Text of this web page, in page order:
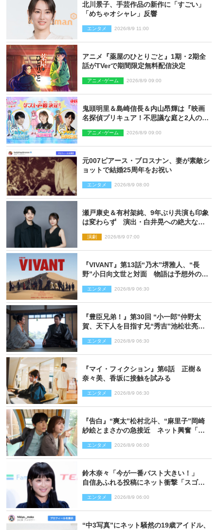
北川景子、手芸作品の新作に「すごい」
「めちゃオシャレ」反響
エンタメ 2026/8/9 11:00
アニメ『薬屋のひとりごと』1期・2期全
話がTVerで期間限定無料配信決定
アニメ･ゲーム 2026/8/9 09:00
鬼頭明里＆島崎信長＆内山昂輝は『映画
名探偵プリキュア！不思議な庭と2人の秘
アニメ･ゲーム 2026/8/9 09:00
元007ピアース・ブロスナン、妻が素敵シ
ョットで結婚25周年をお祝い
エンタメ 2026/8/9 08:00
瀬戸康史＆有村架純、9年ぶり共演も印象
は変わらず 演出・白井晃への絶大なる
演劇 2026/8/9 07:00
『VIVANT』第13話“乃木”堺雅人、“長
野”小日向文世と対面 物語は予想外の展
エンタメ 2026/8/9 06:30
『豊臣兄弟！』第30回 “小一郎”仲野太
賀、天下人を目指す兄“秀吉”池松壮亮
エンタメ 2026/8/9 06:30
『マイ・フィクション』第6話 正樹＆
奈々美、香坂に接触を試みる
エンタメ 2026/8/9 06:30
『告白』“爽太”松村北斗、“麻里子”岡崎
紗絵とまさかの急接近 ネット興奮「そ
り）
エンタメ 2026/8/9 06:00
鈴木奈々「今が一番バスト大きい！」
自信あふれる投稿にネット衝撃「スゴ
エンタメ 2026/8/9 06:00
“中3写真”にネット騒然の19歳アイドル、